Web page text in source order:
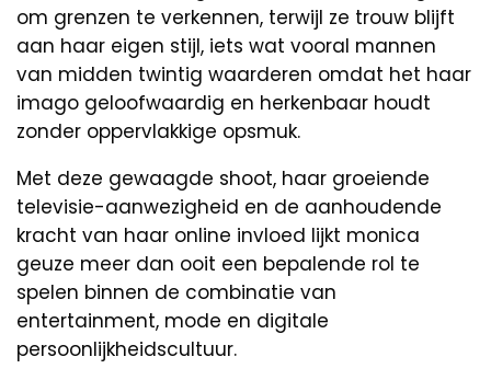
om grenzen te verkennen, terwijl ze trouw blijft
aan haar eigen stijl, iets wat vooral mannen
van midden twintig waarderen omdat het haar
imago geloofwaardig en herkenbaar houdt
zonder oppervlakkige opsmuk.
Met deze gewaagde shoot, haar groeiende
televisie-aanwezigheid en de aanhoudende
kracht van haar online invloed lijkt monica
geuze meer dan ooit een bepalende rol te
spelen binnen de combinatie van
entertainment, mode en digitale
persoonlijkheidscultuur.